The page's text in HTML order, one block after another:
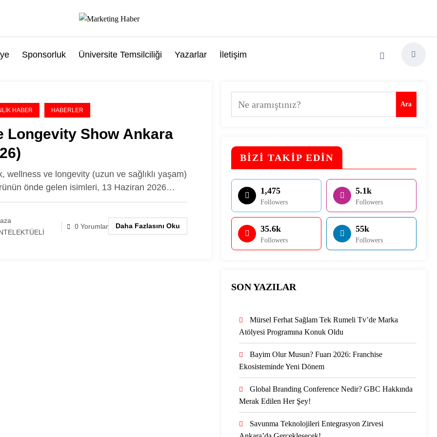
Sponsorluk Üniversite Temsilciliği Yazarlar İletişim
HABER HABERLER
Longevity Show Ankara
wellness ve longevity (uzun ve sağlıklı yaşam)
önde gelen isimleri, 13 Haziran 2026…
0 Yorumlar Daha Fazlasını Oku
Ara Ara
BİZİ TAKİP EDİN
1,475
Followers
5.1k
Followers
35.6k
Followers
55k
Followers
SON YAZILAR
Mürsel Ferhat Sağlam Tek Rumeli Tv’de Marka
Atölyesi Programına Konuk Oldu
Bayim Olur Musun? Fuarı 2026: Franchise
Ekosisteminde Yeni Dönem
Global Branding Conference Nedir? GBC Hakkında
Merak Edilen Her Şey!
Savunma Teknolojileri Entegrasyon Zirvesi